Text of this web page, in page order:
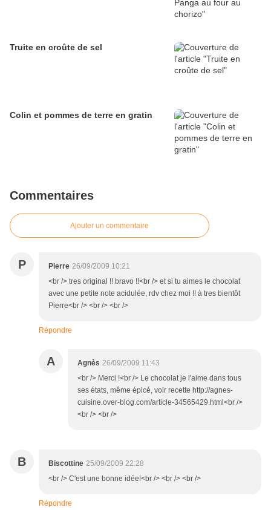
Truite en croûte de sel
Colin et pommes de terre en gratin
Commentaires
Ajouter un commentaire
P Pierre 26/09/2009 10:21
<br /> tres original !! bravo !!<br /> et si tu aimes le chocolat
avec une petite note acidulée, rdv chez moi !! à tres bientôt
Pierre<br /> <br /> <br />
Répondre
A Agnès 26/09/2009 11:43
<br /> Merci !<br /> Le chocolat je l'aime dans tous
ses états, même épicé, voir recette http://agnes-
cuisine.over-blog.com/article-34565429.html<br />
<br /> <br />
B Biscottine 25/09/2009 22:28
<br /> C'est une bonne idée!<br /> <br /> <br />
Répondre